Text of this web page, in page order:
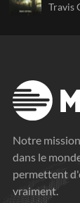
Travis
Notre
dans le
permettent
vraiment.